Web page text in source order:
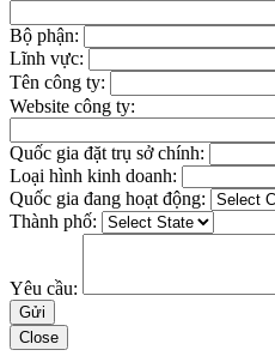
Bộ phận:
Lĩnh vực:
Tên công ty:
Website công ty:
Quốc gia đặt trụ sở chính:
Loại hình kinh doanh:
Quốc gia đang hoạt động:
Thành phố:
Yêu cầu:
Close